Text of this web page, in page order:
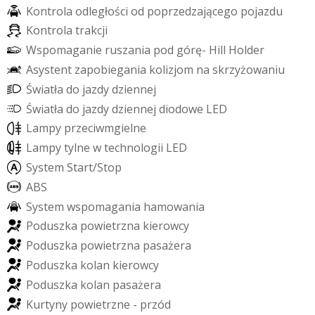
Kontrola odległości od poprzedzającego pojazdu
Kontrola trakcji
Wspomaganie ruszania pod górę- Hill Holder
Asystent zapobiegania kolizjom na skrzyżowaniu
Światła do jazdydziennej
Światła do jazdydziennej diodowe LED
Lampy przeciwmgielne
Lampytylne wtechnologii LED
System Start/Stop
ABS
System wspomagania hamowania
Poduszka powietrzna kierowcy
Poduszka powietrzna pasażera
Poduszka kolan kierowcy
Poduszka kolan pasażera
Kurtyny powietrzne - przód